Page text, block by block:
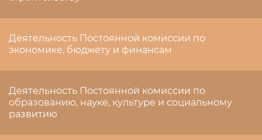
Деятельность Постоянной комиссии по
экономике, бюджету и финансам
Деятельность Постоянной комиссии по
образованию, науке, культуре и социальному
развитию